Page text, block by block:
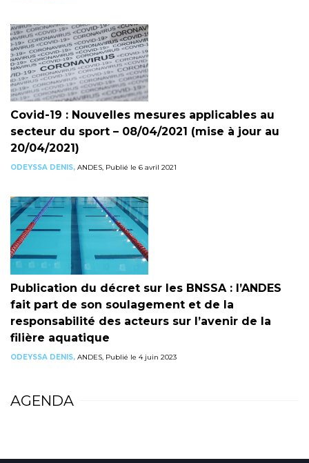
Covid-19 : Nouvelles mesures applicables au
secteur du sport – 08/04/2021 (mise à jour au
20/04/2021)
ODEYSSA DENIS, ANDES, Publié le 6 avril 2021
Publication du décret sur les BNSSA : l’ANDES
fait part de son soulagement et de la
responsabilité des acteurs sur l’avenir de la
filière aquatique
ODEYSSA DENIS, ANDES, Publié le 4 juin 2023
AGENDA